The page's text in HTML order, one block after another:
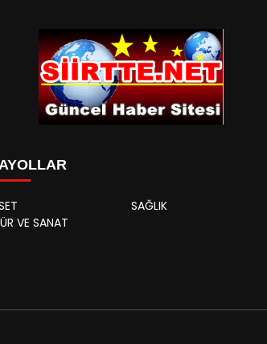
SAĞLIK
VE SANAT